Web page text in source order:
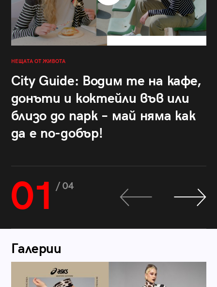
НЕЩАТА ОТ ЖИВОТА
City Guide: Водим те на кафе,
донъти и коктейли във или
близо до парк – май няма как
да е по-добър!
01 / 04
Галерии